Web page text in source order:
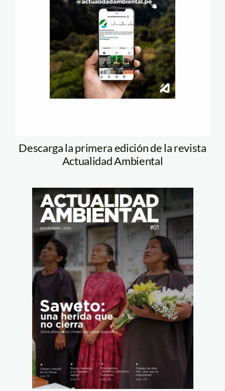
Descarga la primera edición de la revista
Actualidad Ambiental